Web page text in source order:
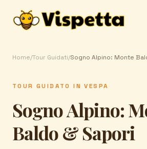
Home/Tour Guidati/Sogno Alpino: Monte
TOUR GUIDATO IN VESPA
Sogno Alpino:
Baldo & Sapori